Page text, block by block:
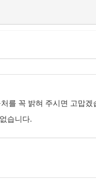
를 꼭 밝혀 주시면 고맙겠
습니다.